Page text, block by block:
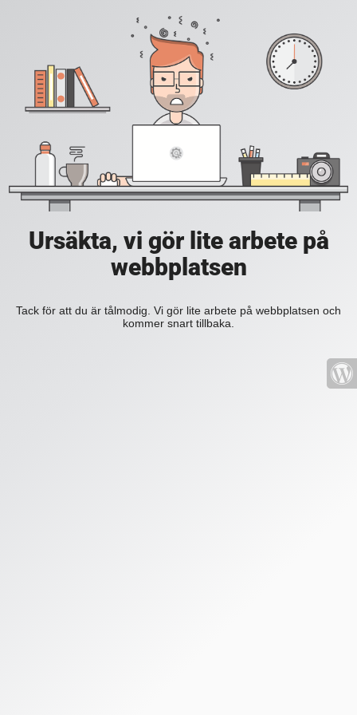
Ursäkta, vi gör lite arbete på
webbplatsen
Tack för att du är tålmodig. Vi gör lite arbete på webbplatsen och
kommer snart tillbaka.